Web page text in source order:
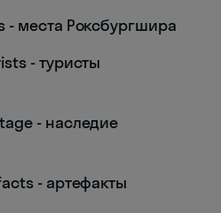
- места Роксбургшира
- туристы
- наследие
- артефакты